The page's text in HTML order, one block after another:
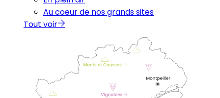
Au coeur de nos grands sites
Tout voir